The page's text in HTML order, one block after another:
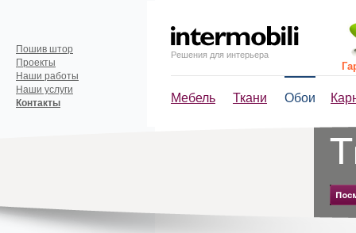
Решения для интерьера
Мебель Ткани Обои
Пошив штор
Проекты
Наши работы
Наши услуги
Контакты